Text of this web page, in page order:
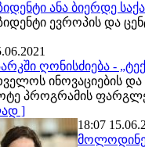
ანა ბიერდე
ევროპის და
ღონისძიება -
ინოვაციების
პროგრამის
]
18:07